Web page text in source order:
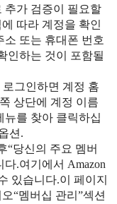
추가 검증이 필요할
따라 계정을 확인
또는 휴대폰 번호
인하는 것이 포함될
그인하면 계정 홈
상단에 계정 이름
뉴를 찾아 클릭하십
션.
“당신의 주요 멤버
다.여기에서 Amazon
있습니다.이 페이지
“멤버십 관리”섹션